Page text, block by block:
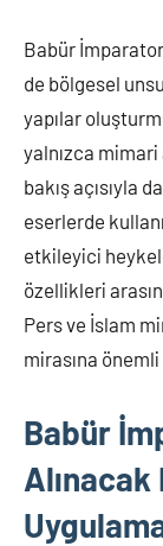
Babür
de bölgesel
yapılar
yalnızca mimari
bakış açısıyla
eserlerde
etkileyici
özellikleri
Pers ve İslam
mirasına
Babür
Alınacak